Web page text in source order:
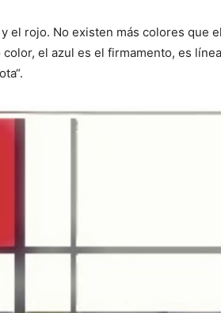
el rojo. No existen más colores que
el azul es el firmamento, es